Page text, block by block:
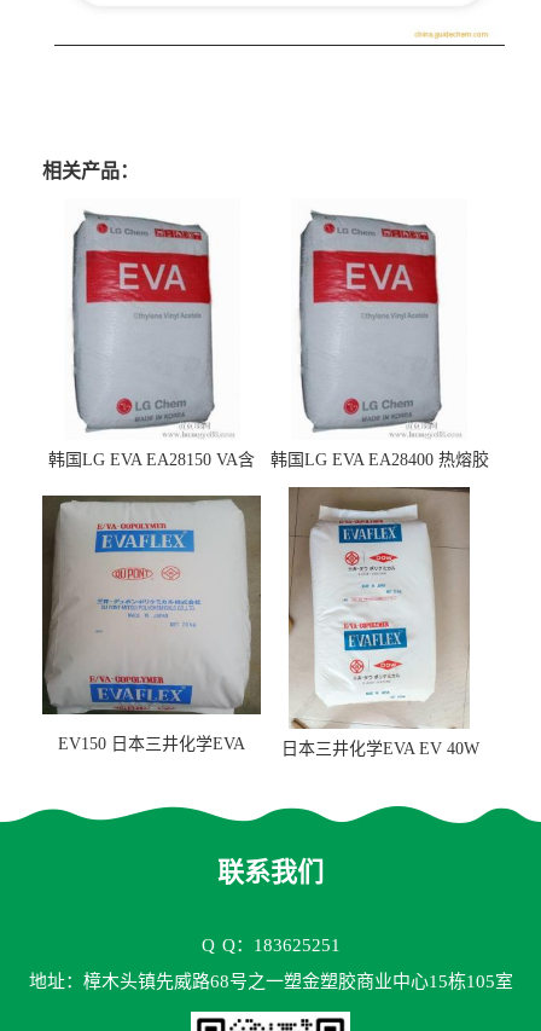
相关产品：
韩国LG EVA EA28150 VA含
韩国LG EVA EA28400 热熔胶
级 VA含量28 熔指400
EV150 日本三井化学EVA
日本三井化学EVA EV 40W
联系我们
Q Q：183625251
地址：樟木头镇先威路68号之一塑金塑胶商业中心15栋105室